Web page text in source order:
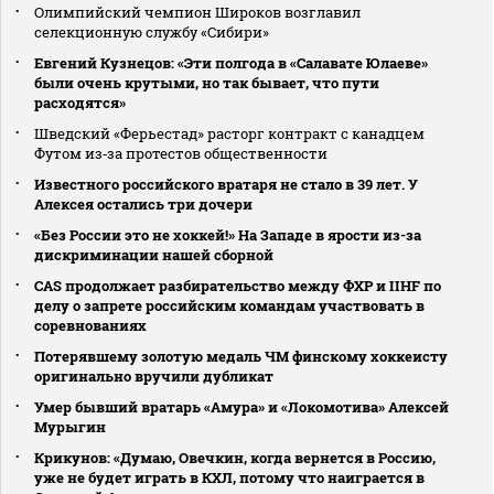
Олимпийский чемпион Широков возглавил
селекционную службу «Сибири»
Евгений Кузнецов: «Эти полгода в «Салавате Юлаеве»
были очень крутыми, но так бывает, что пути
расходятся»
Шведский «Ферьестад» расторг контракт с канадцем
Футом из‑за протестов общественности
Известного российского вратаря не стало в 39 лет. У
Алексея остались три дочери
«Без России это не хоккей!» На Западе в ярости из-за
дискриминации нашей сборной
CAS продолжает разбирательство между ФХР и IIHF по
делу о запрете российским командам участвовать в
соревнованиях
Потерявшему золотую медаль ЧМ финскому хоккеисту
оригинально вручили дубликат
Умер бывший вратарь «Амура» и «Локомотива» Алексей
Мурыгин
Крикунов: «Думаю, Овечкин, когда вернется в Россию,
уже не будет играть в КХЛ, потому что наиграется в